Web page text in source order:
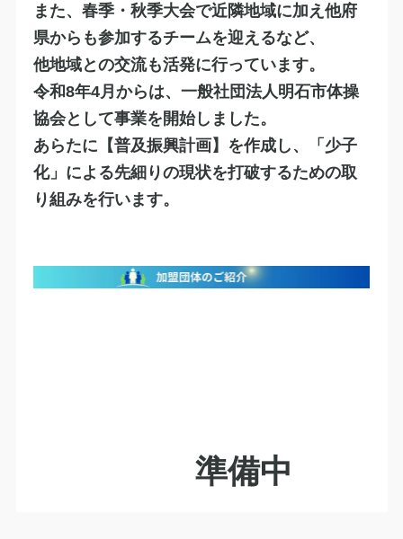
また、春季・秋季大会で近隣地域に加え他府
県からも参加するチームを迎えるなど、
​他地域との交流も活発に行っています。
令和8年4月からは、一般社団法人明石市体操
協会として事業を開始しました。
​あらたに【普及振興計画】を作成し、「少子
化」による先細りの現状を打破するための取
り組みを行います。
準備中